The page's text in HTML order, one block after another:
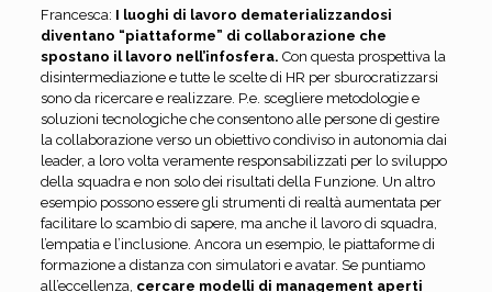
Francesca: I luoghi di lavoro dematerializzandosi
diventano “piattaforme” di collaborazione che
spostano il lavoro nell’infosfera. Con questa prospettiva la
disintermediazione e tutte le scelte di HR per sburocratizzarsi
sono da ricercare e realizzare. P.e. scegliere metodologie e
soluzioni tecnologiche che consentono alle persone di gestire
la collaborazione verso un obiettivo condiviso in autonomia dai
leader, a loro volta veramente responsabilizzati per lo sviluppo
della squadra e non solo dei risultati della Funzione. Un altro
esempio possono essere gli strumenti di realtà aumentata per
facilitare lo scambio di sapere, ma anche il lavoro di squadra,
l’empatia e l’inclusione. Ancora un esempio, le piattaforme di
formazione a distanza con simulatori e avatar. Se puntiamo
all’eccellenza, cercare modelli di management aperti